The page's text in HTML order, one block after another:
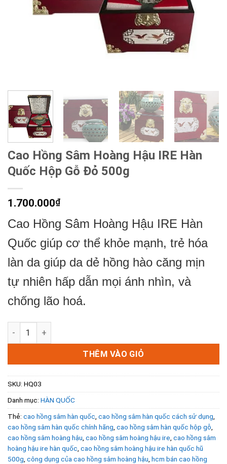
Cao Hồng Sâm Hoàng Hậu IRE Hàn
Quốc Hộp Gỗ Đỏ 500g
1.700.000₫
Cao Hồng Sâm Hoàng Hậu IRE Hàn
Quốc giúp cơ thể khỏe mạnh, trẻ hóa
làn da giúp da dẻ hồng hào căng mịn
tự nhiên hấp dẫn mọi ánh nhìn, và
chống lão hoá.
Cao Hồng Sâm Hoàng Hậu IRE Hàn Quốc Hộp Gỗ Đỏ 500g
THÊM VÀO GIỎ
SKU: HQ03
Danh mục: HÀN QUỐC
Thẻ: cao hồng sâm hàn quốc, cao hồng sâm hàn quốc cách sử dụng,
cao hồng sâm hàn quốc chính hãng, cao hồng sâm hàn quốc hộp gỗ,
cao hồng sâm hoàng hậu, cao hồng sâm hoàng hậu ire, cao hồng sâm
hoàng hậu ire hàn quốc, cao hồng sâm hoàng hậu ire hàn quốc hũ
500g, công dụng của cao hồng sâm hoàng hậu, hcm bán cao hồng